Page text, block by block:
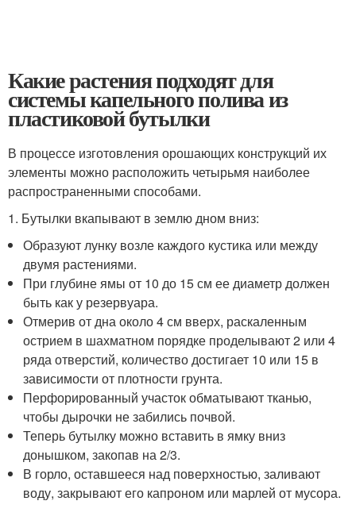
Какие растения подходят для
системы капельного полива из
пластиковой бутылки
В процессе изготовления орошающих конструкций их
элементы можно расположить четырьмя наиболее
распространенными способами.
1. Бутылки вкапывают в землю дном вниз:
Образуют лунку возле каждого кустика или между
двумя растениями.
При глубине ямы от 10 до 15 см ее диаметр должен
быть как у резервуара.
Отмерив от дна около 4 см вверх, раскаленным
острием в шахматном порядке проделывают 2 или 4
ряда отверстий, количество достигает 10 или 15 в
зависимости от плотности грунта.
Перфорированный участок обматывают тканью,
чтобы дырочки не забились почвой.
Теперь бутылку можно вставить в ямку вниз
донышком, закопав на 2/3.
В горло, оставшееся над поверхностью, заливают
воду, закрывают его капроном или марлей от мусора.